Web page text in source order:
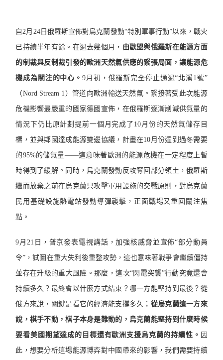
自 2 月 24日俄羅斯宣佈對烏克蘭發動“特別軍事行動”以來，戰火
已持續半年有餘。在過去幾個月， 由歐盟與俄羅斯在能源方面
的制裁與反制裁引發的歐洲天然氣供應的緊張局面，讓能源危
機成為關注的中心。9 月初，俄羅斯完全停止通過“北溪 1 號”
（Nord Stream 1 ）管道向歐洲輸送天然氣。緊接著受此次能源
危機影響最嚴重的國家德國宣佈，在俄羅斯逐漸削減供氣量的
情況下仍比原計劃提前一個月完成了 10 月份的天然氣儲存目
標，並與鄰國達成能源雙邊協議，計畫在10 月份達到過冬需要
的95%的儲氣量——這意味著歐洲的能源危機在一定程度上暫
時得到了緩解。同時，烏克蘭發動反攻奪回部分領土，俄羅斯
繼而放棄之前在烏克蘭只攻擊軍用設施的交戰原則，對烏克蘭
民用基礎設施熱電站發動導彈襲擊，正面戰場又重回關注焦
點。
9 月 21 日，普京發表電視講話，加強核威脅並宣佈“部分動員
令” ，試圖在重大失利後重整攻勢，這也意味著戰爭會繼續僵持
並存在升級的重大風險。那麼，這次“閃電突襲”行動究竟還會
持續多久？最終會以什麼方式結束？哪一方能堅持到最後？從
俄方來說，關鍵是看它的經濟能支撐多久； 從烏克蘭這一方來
說，棋手不動，棋子本身是難動的，烏克蘭能堅持到什麼時候
要看美國期望達成的目標還有歐洲支援烏克蘭的持續性。 因
此，想要分析這場能源博弈對中國帶來的影響，我們需要持續